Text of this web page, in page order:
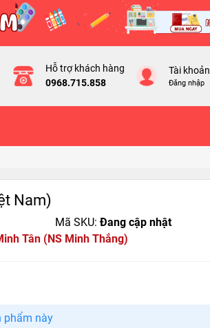
Hỗ trợ khách hàng
0968.715.858
Tài khoản
Đăng nhập
Nam)
Mã SKU:Đang cập nhật
Tân (NS Minh Thắng)
phẩm này